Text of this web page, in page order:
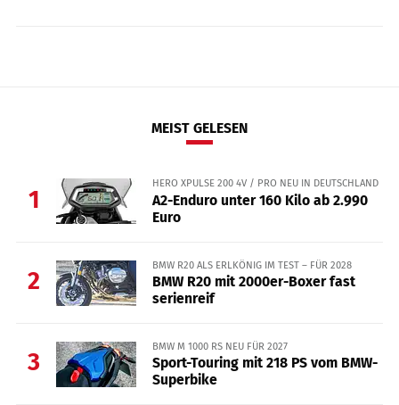
MEIST GELESEN
1
HERO XPULSE 200 4V / PRO NEU IN DEUTSCHLAND
A2-Enduro unter 160 Kilo ab 2.990
Euro
2
BMW R20 ALS ERLKÖNIG IM TEST – FÜR 2028
BMW R20 mit 2000er-Boxer fast
serienreif
3
BMW M 1000 RS NEU FÜR 2027
Sport-Touring mit 218 PS vom BMW-
Superbike